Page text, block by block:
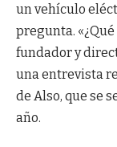
un vehículo
pregunta.
fundador y
una entrevista
de Also, que se
año.